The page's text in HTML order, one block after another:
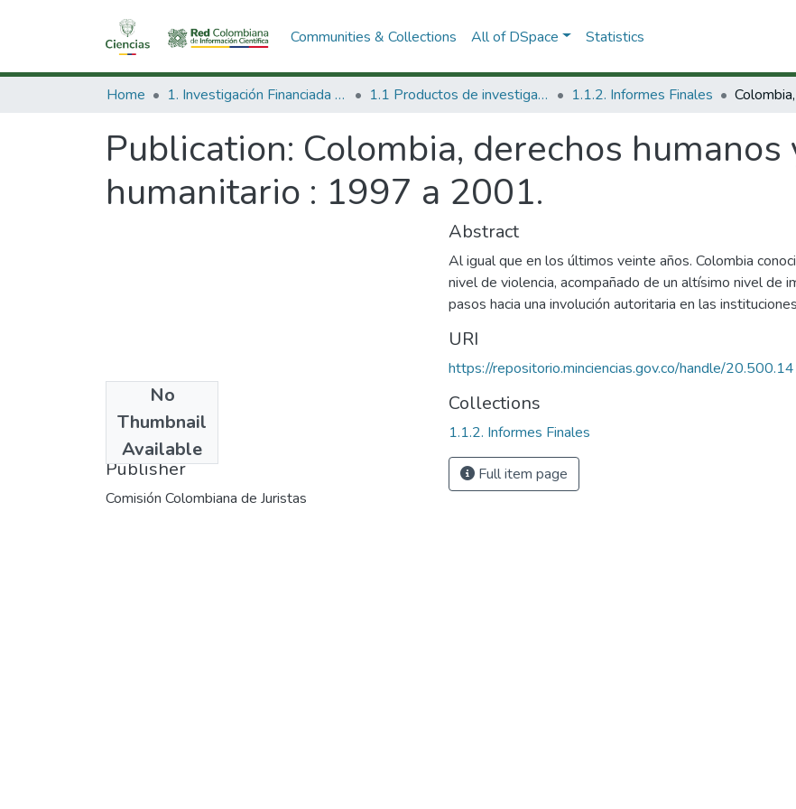
Communities & Collections All of DSpace Statistics
Home 1. Investigación Financiada con Recursos Públicos 1.1 Productos de investigación 1.1.2. Informes Finales
Publication: Colombia, derechos humanos
humanitario : 1997 a 2001.
No
Thumbnail
Available
2004-11
Publisher
Comisión Colombiana de Juristas
Abstract
Al igual que en los últimos veinte años. Colombia
nivel de violencia, acompañado de un altísimo nivel de
pasos hacia una involución autoritaria en las
URI
https://repositorio.minciencias.gov.co/handle/
Collections
1.1.2. Informes Finales
Full item page